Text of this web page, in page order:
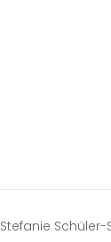
Stefanie